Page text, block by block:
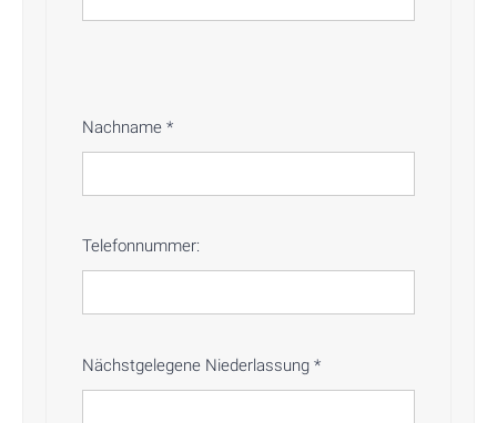
Nachname *
Telefonnummer:
Nächstgelegene Niederlassung *